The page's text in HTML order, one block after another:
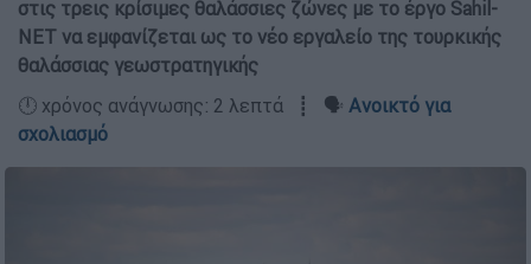
στις τρεις κρίσιμες θαλάσσιες ζώνες με το έργο Sahil-
NET να εμφανίζεται ως το νέο εργαλείο της τουρκικής
θαλάσσιας γεωστρατηγικής
🕛 χρόνος ανάγνωσης: 2 λεπτά ┋ 🗣️ Ανοικτό για
σχολιασμό